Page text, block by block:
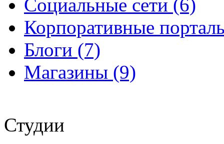
Социальные сети (6)
Корпоративные
Блоги (7)
Магазины (9)
Студии